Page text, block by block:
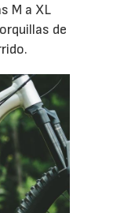
M a XL
de